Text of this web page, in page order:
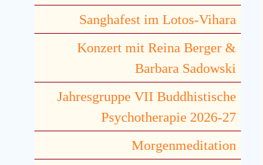
Sanghafest im Lotos-Vihara
Konzert mit Reina Berger &
Barbara Sadowski
Jahresgruppe VII Buddhistische
Psychotherapie 2026-27
Morgenmeditation